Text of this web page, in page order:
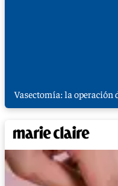
Vasectomía: la operación